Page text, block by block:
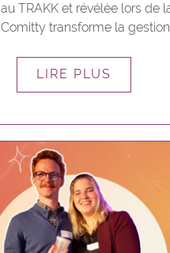
au TRAKK et révélée lors de
Comitty transforme la
LIRE PLUS